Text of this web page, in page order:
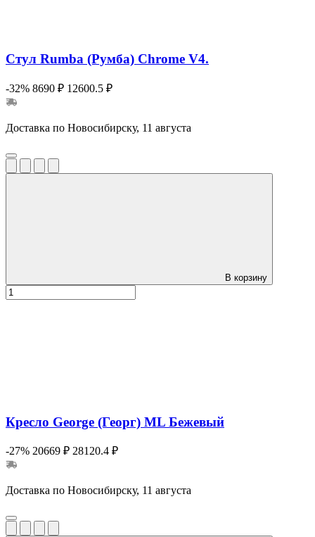
Стул Rumba (Румба) Chrome V4.
-32% 8690 ₽ 12600.5 ₽
Доставка по Новосибирску, 11 августа
В корзину
Кресло George (Георг) ML Бежевый
-27% 20669 ₽ 28120.4 ₽
Доставка по Новосибирску, 11 августа